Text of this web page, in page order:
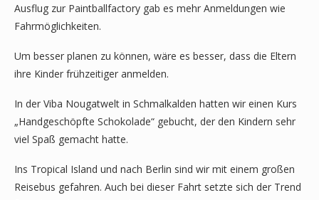
Ausflug zur Paintballfactory gab es mehr Anmeldungen wie
Fahrmöglichkeiten.
Um besser planen zu können, wäre es besser, dass die Eltern
ihre Kinder frühzeitiger anmelden.
In der Viba Nougatwelt in Schmalkalden hatten wir einen Kurs
„Handgeschöpfte Schokolade“ gebucht, der den Kindern sehr
viel Spaß gemacht hatte.
Ins Tropical Island und nach Berlin sind wir mit einem großen
Reisebus gefahren. Auch bei dieser Fahrt setzte sich der Trend